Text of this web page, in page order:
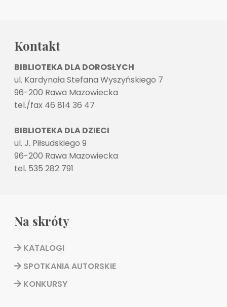
Kontakt
BIBLIOTEKA DLA DOROSŁYCH
ul. Kardynała Stefana Wyszyńskiego 7
96-200 Rawa Mazowiecka
tel./fax 46 814 36 47
BIBLIOTEKA DLA DZIECI
ul. J. Piłsudskiego 9
96-200 Rawa Mazowiecka
tel. 535 282 791
Na skróty
KATALOGI
SPOTKANIA AUTORSKIE
KONKURSY